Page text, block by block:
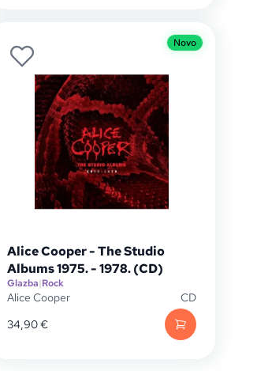
Novo
Alice Cooper - The Studio
Albums 1975. - 1978. (CD)
Glazba|Rock
Alice Cooper
CD
34,90€